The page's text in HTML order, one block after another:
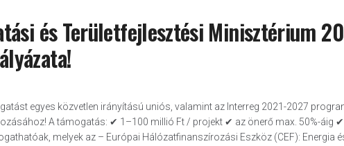
és Területfejlesztési Minisztérium
egyes közvetlen irányítású uniós, valamint az Interreg 2021-2027
A támogatás: ✔ 1–100 millió Ft / projekt ✔ az önerő max. 50%-áig
melyek az – Európai Hálózatfinanszírozási Eszköz (CEF): Energia